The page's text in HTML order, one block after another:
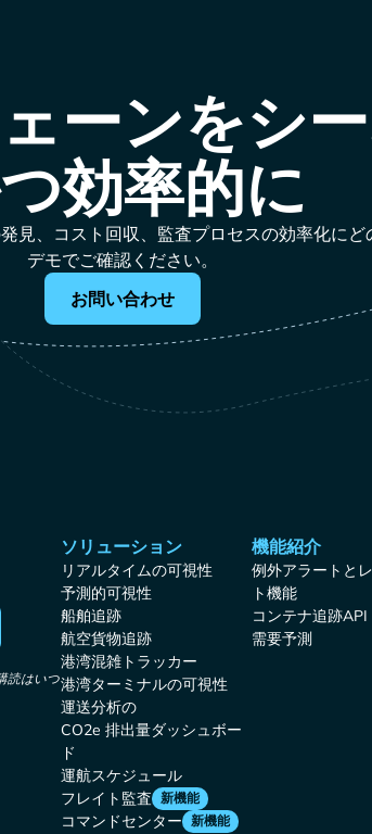
ーンをシ
効率的に
見、コスト回収、監査プロセスの効率化に
デモでご確認ください。
お問い合わせ
読はいつ
ソリューション
リアルタイムの可視性
予測的可視性
船舶追跡
航空貨物追跡
港湾混雑トラッカー
港湾ターミナルの可視性
運送分析の
CO2e 排出量ダッシュボー
ド
運航スケジュール
フレイト監査 新機能
コマンドセンター 新機能
機能紹介
例外アラートと
ト機能
コンテナ追跡API
需要予測